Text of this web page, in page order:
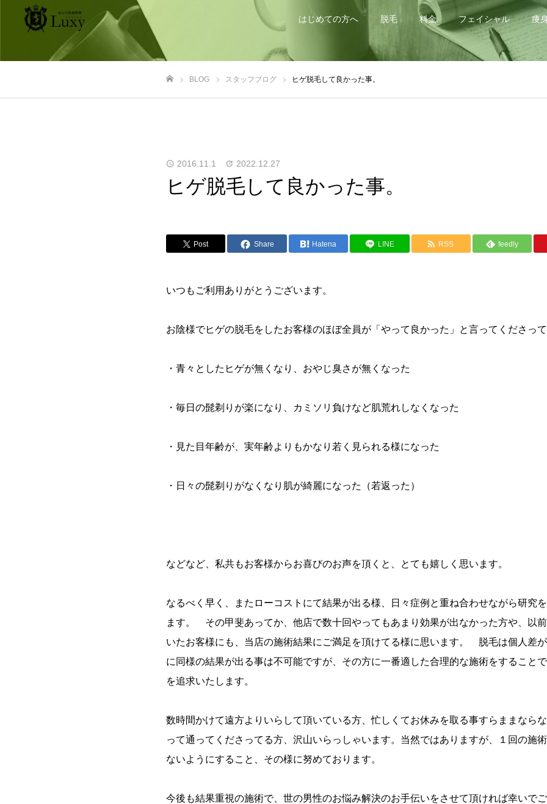
はじめての方へ 脱毛 料金 フェイシャル 痩
BLOG スタッフブログ ヒゲ脱毛して良かった事。
2016.11.1 2022.12.27
ヒゲ脱毛して良かった事。
Post Share Hatena LINE RSS feedly
いつもご利用ありがとうございます。
お陰様でヒゲの脱毛をしたお客様のほぼ全員が「やって良かった」と言ってくださって
・青々としたヒゲが無くなり、おやじ臭さが無くなった
・毎日の髭剃りが楽になり、カミソリ負けなど肌荒れしなくなった
・見た目年齢が、実年齢よりもかなり若く見られる様になった
・日々の髭剃りがなくなり肌が綺麗になった（若返った）
などなど、私共もお客様からお喜びのお声を頂くと、とても嬉しく思います。
なるべく早く、またローコストにて結果が出る様、日々症例と重ね合わせながら研究
ます。 その甲斐あってか、他店で数十回やってもあまり効果が出なかった方や、以
いたお客様にも、当店の施術結果にご満足を頂けてる様に思います。 脱毛は個人差
に同様の結果が出る事は不可能ですが、その方に一番適した合理的な施術をすること
を追求いたします。
数時間かけて遠方よりいらして頂いている方、忙しくてお休みを取る事すらままなら
って通ってくださってる方、沢山いらっしゃいます。当然ではありますが、１回の施
ないようにすること、その様に努めております。
今後も結果重視の施術で、世の男性のお悩み解決のお手伝いをさせて頂ければ幸いで